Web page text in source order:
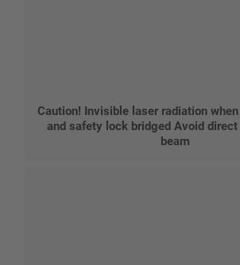
Caution! Invisible laser radiation
and safety lock bridged Avoid
beam